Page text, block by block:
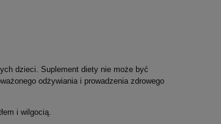
dzieci. Suplement diety nie może być
odżywiania i prowadzenia zdrowego
i wilgocią.